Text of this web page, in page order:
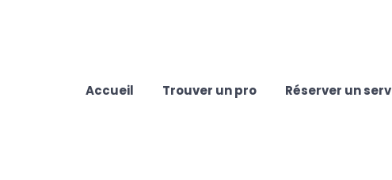
Accueil Trouver un pro Réserver un